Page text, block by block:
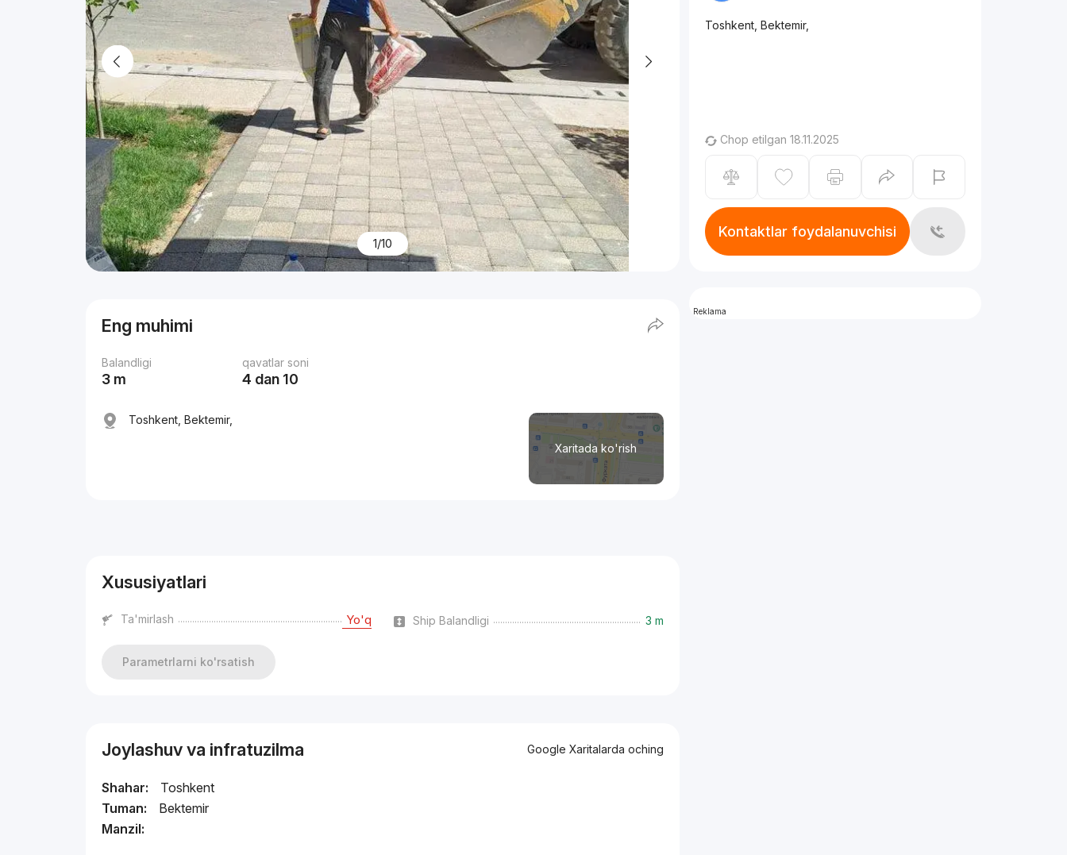
1/10
Eng muhimi
Balandligi
3 m
qavatlar soni
4 dan 10
Xaritada ko'rish
Toshkent, Bektemir,
Xususiyatlari
Ta'mirlash Yo'q Ship Balandligi 3 m
Parametrlarni ko'rsatish
Joylashuv va infratuzilma Google Xaritalarda oching
Shahar:
Toshkent
Tuman:
Bektemir
Manzil:
Toshkent, Bektemir,
Chop etilgan 18.11.2025
Kontaktlar foydalanuvchisi
Reklama